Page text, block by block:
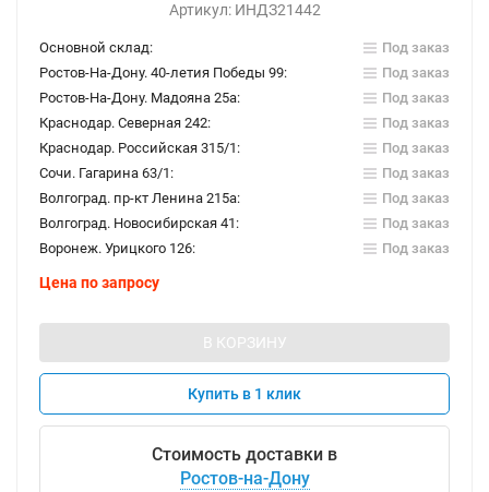
Артикул: ИНДЗ21442
Основной склад:
Под заказ
Ростов-На-Дону. 40-летия Победы 99:
Под заказ
Ростов-На-Дону. Мадояна 25а:
Под заказ
Краснодар. Северная 242:
Под заказ
Краснодар. Российская 315/1:
Под заказ
Сочи. Гагарина 63/1:
Под заказ
Волгоград. пр-кт Ленина 215а:
Под заказ
Волгоград. Новосибирская 41:
Под заказ
Воронеж. Урицкого 126:
Под заказ
Цена по запросу
В КОРЗИНУ
Купить в 1 клик
Стоимость доставки в
Ростов-на-Дону